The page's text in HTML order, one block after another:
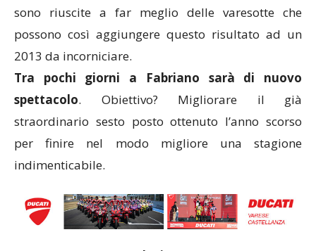
sono riuscite a far meglio delle varesotte che
possono così aggiungere questo risultato ad un
2013 da incorniciare.
Tra pochi giorni a Fabriano sarà di nuovo
spettacolo. Obiettivo? Migliorare il già
straordinario sesto posto ottenuto l’anno scorso
per finire nel modo migliore una stagione
indimenticabile.